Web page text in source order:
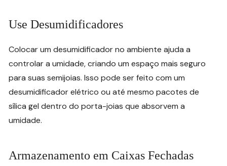
Use Desumidificadores
Colocar um desumidificador no ambiente ajuda a
controlar a umidade, criando um espaço mais seguro
para suas semijoias. Isso pode ser feito com um
desumidificador elétrico ou até mesmo pacotes de
sílica gel dentro do porta-joias que absorvem a
umidade.
Armazenamento em Caixas Fechadas